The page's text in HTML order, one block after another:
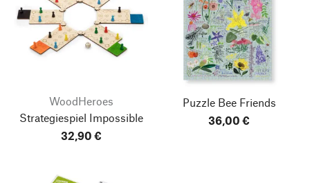
WoodHeroes
Strategiespiel Impossible
32,90 €
Puzzle Bee Friends
36,00 €